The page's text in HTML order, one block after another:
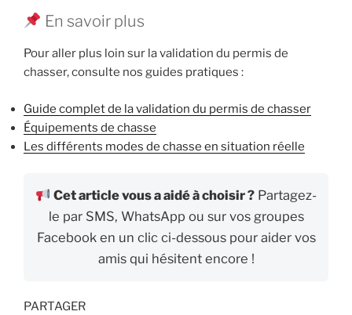
En savoir plus
Pour aller plus loin sur la validation du permis de
chasser, consulte nos guides pratiques :
Guide complet de la validation du permis de chasser
Équipements de chasse
Les différents modes de chasse en situation réelle
Cet article vous a aidé à choisir ?Partagez-
le par SMS, WhatsApp ou sur vos groupes
Facebook en un clic ci-dessous pour aider vos
amis qui hésitent encore !
PARTAGER